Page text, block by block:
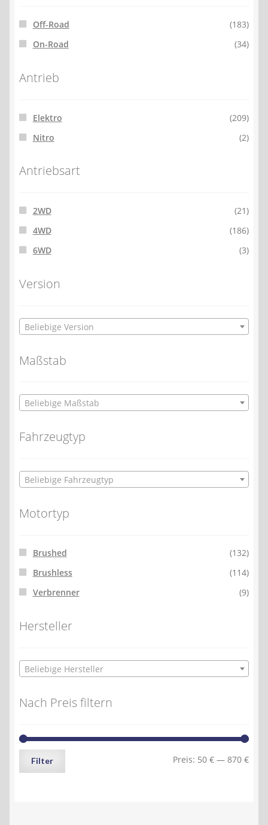
Off-Road
(183)
On-Road
(34)
Antrieb
Elektro
(209)
Nitro
(2)
Antriebsart
2WD
(21)
4WD
(186)
6WD
(3)
Version
Beliebige Version
Maßstab
Beliebige Maßstab
Fahrzeugtyp
Beliebige Fahrzeugtyp
Motortyp
Brushed
(132)
Brushless
(114)
Verbrenner
(9)
Hersteller
Beliebige Hersteller
Nach Preis filtern
Min.
Max.
Filter Preis: 50 € — 870 €